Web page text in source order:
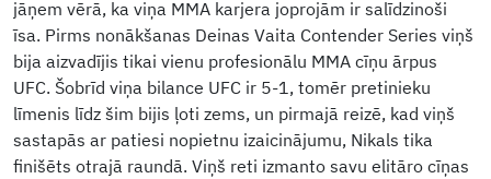
jāņem vērā, ka viņa MMA karjera joprojām ir salīdzinoši
īsa. Pirms nonākšanas Deinas Vaita Contender Series viņš
bija aizvadījis tikai vienu profesionālu MMA cīņu ārpus
UFC. Šobrīd viņa bilance UFC ir 5-1, tomēr pretinieku
līmenis līdz šim bijis ļoti zems, un pirmajā reizē, kad viņš
sastapās ar patiesi nopietnu izaicinājumu, Nikals tika
finišēts otrajā raundā. Viņš reti izmanto savu elitāro cīņas